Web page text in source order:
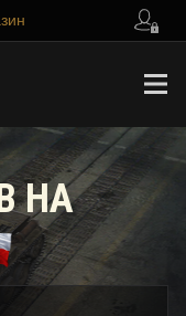
НА